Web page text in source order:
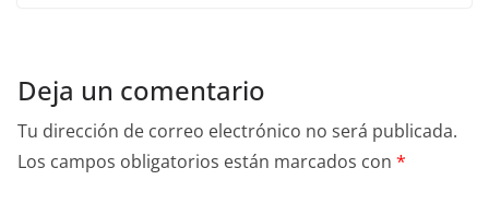
Deja un comentario
Tu dirección de correo electrónico no será publicada.
Los campos obligatorios están marcados con *